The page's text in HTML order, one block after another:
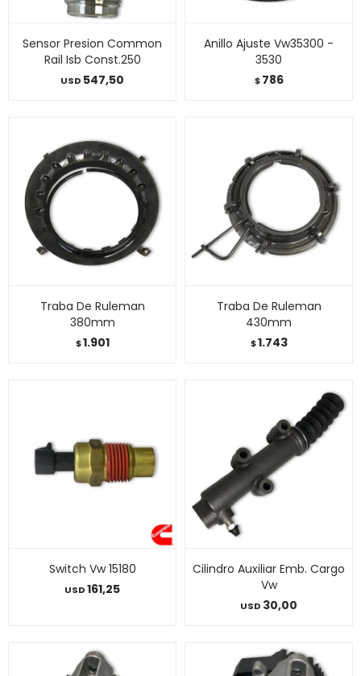
Sensor Presion Common
Rail Isb Const.250
USD 547,50
Anillo Ajuste Vw35300 -
3530
$ 786
Traba De Ruleman
380mm
$1.901
Traba De Ruleman
430mm
$1.743
Switch Vw 15180
USD161,25
Cilindro Auxiliar Emb. Cargo
Vw
USD 30,00